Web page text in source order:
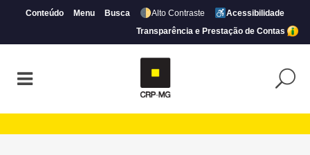
Conteúdo Menu Busca Alto Contraste
Acessibilidade
Transparência e Prestação de Contas